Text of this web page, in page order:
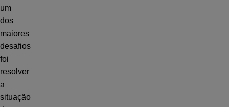
um
dos
maiores
desafios
foi
resolver
a
situação